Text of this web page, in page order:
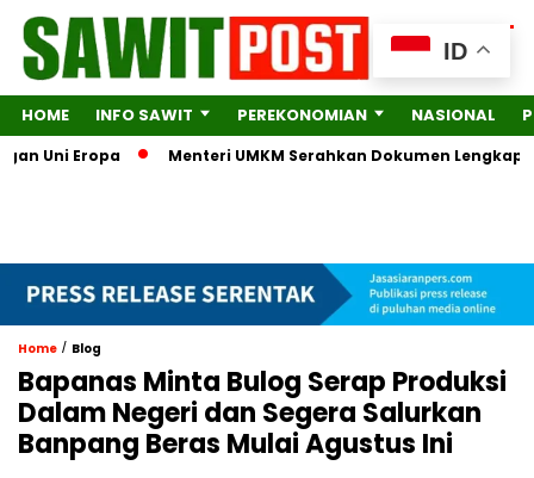
HOME INFO SAWIT PEREKONOMIAN NASIONAL
Eropa Menteri UMKM Serahkan Dokumen Lengkap ke
Home / Blog
Bapanas Minta Bulog Serap Produksi
Dalam Negeri dan Segera Salurkan
Banpang Beras Mulai Agustus Ini
ID